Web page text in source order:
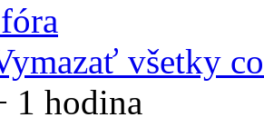
všetky
1 hodina